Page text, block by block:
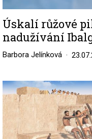
Úskalí růžové
nadužívání
Barbora Jelínková
Image